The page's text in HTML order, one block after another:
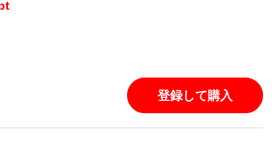
登録して購入